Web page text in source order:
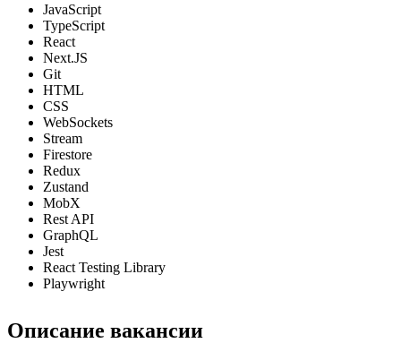
JavaScript
TypeScript
React
Next.JS
Git
HTML
CSS
WebSockets
Stream
Firestore
Redux
Zustand
MobX
Rest API
GraphQL
Jest
React Testing Library
Playwright
Описание вакансии